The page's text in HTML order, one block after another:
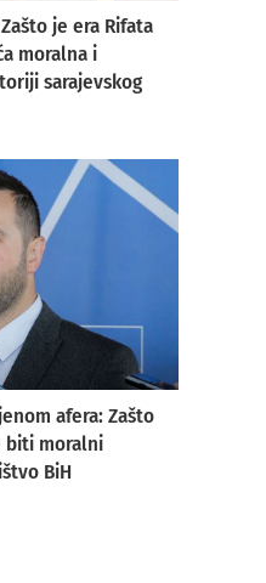
je era Rifata
moralna i
sarajevskog
afera: Zašto
biti moralni
BiH